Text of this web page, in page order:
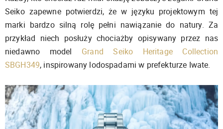
Seiko zapewne potwierdzi, że w języku projektowym tej
marki bardzo silną rolę pełni nawiązanie do natury. Za
przykład niech posłuży chociażby opisywany przez nas
niedawno model Grand Seiko Heritage Collection
SBGH349, inspirowany lodospadami w prefekturze Iwate.